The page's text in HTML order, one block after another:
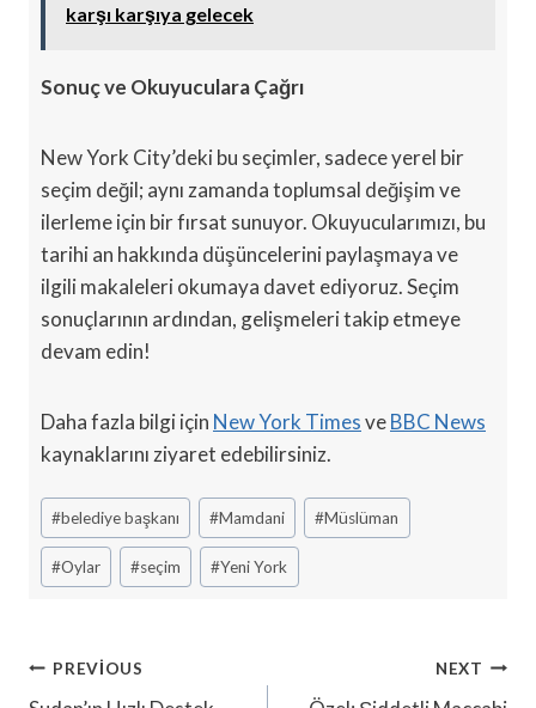
karşı karşıya gelecek
Sonuç ve Okuyuculara Çağrı
New York City’deki bu seçimler, sadece yerel bir
seçim değil; aynı zamanda toplumsal değişim ve
ilerleme için bir fırsat sunuyor. Okuyucularımızı, bu
tarihi an hakkında düşüncelerini paylaşmaya ve
ilgili makaleleri okumaya davet ediyoruz. Seçim
sonuçlarının ardından, gelişmeleri takip etmeye
devam edin!
Daha fazla bilgi için New York TimesveBBC News
kaynaklarını ziyaret edebilirsiniz.
Post
Tags:
#belediye başkanı #Mamdani #Müslüman
#Oylar #seçim #Yeni York
Yazı
PREVIOUS NEXT